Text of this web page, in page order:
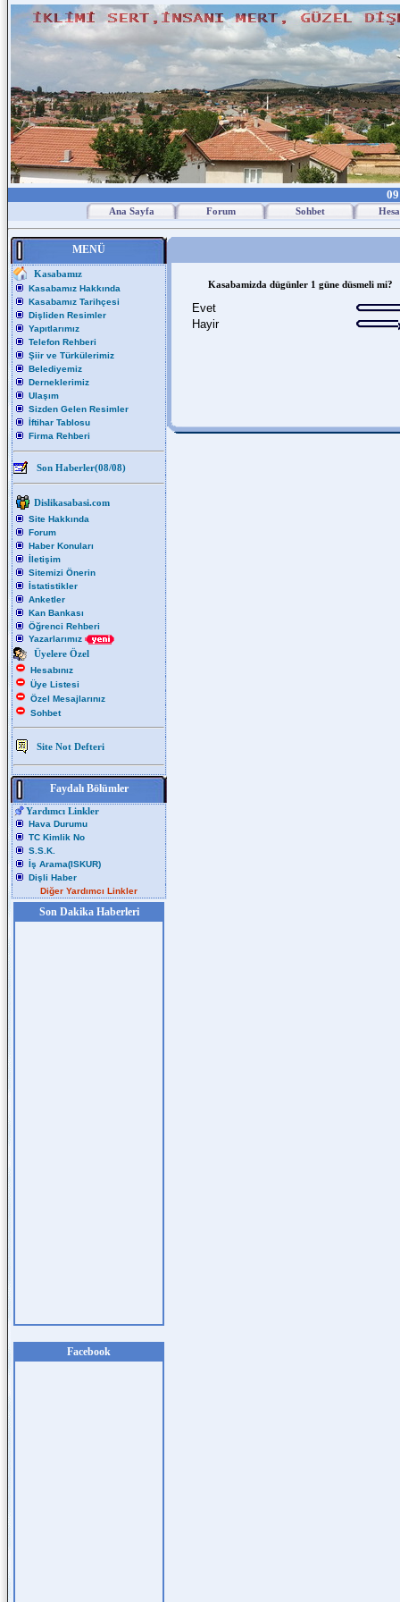
Ana Sayfa Forum Sohbet
MENÜ
Kasabamız
Kasabamız Hakkında
Kasabamız Tarihçesi
Dişliden Resimler
Yapıtlarımız
Telefon Rehberi
Şiir ve Türkülerimiz
Belediyemiz
Derneklerimiz
Ulaşım
Sizden Gelen Resimler
İftihar Tablosu
Firma Rehberi
Son Haberler(08/08)
Dislikasabasi.com
Site Hakkında
Forum
Haber Konuları
İletişim
Sitemizi Önerin
İstatistikler
Anketler
Kan Bankası
Öğrenci Rehberi
Yazarlarımız
Üyelere Özel
Hesabınız
Üye Listesi
Özel Mesajlarınız
Sohbet
Site Not Defteri
Faydalı Bölümler
Yardımcı Linkler
Hava Durumu
TC Kimlik No
S.S.K.
İş Arama(ISKUR)
Dişli Haber
Diğer Yardımcı Linkler
Son Dakika Haberleri
Facebook
Kasabamizda dügünler 1 güne düsmeli mi?
Evet
Hayir